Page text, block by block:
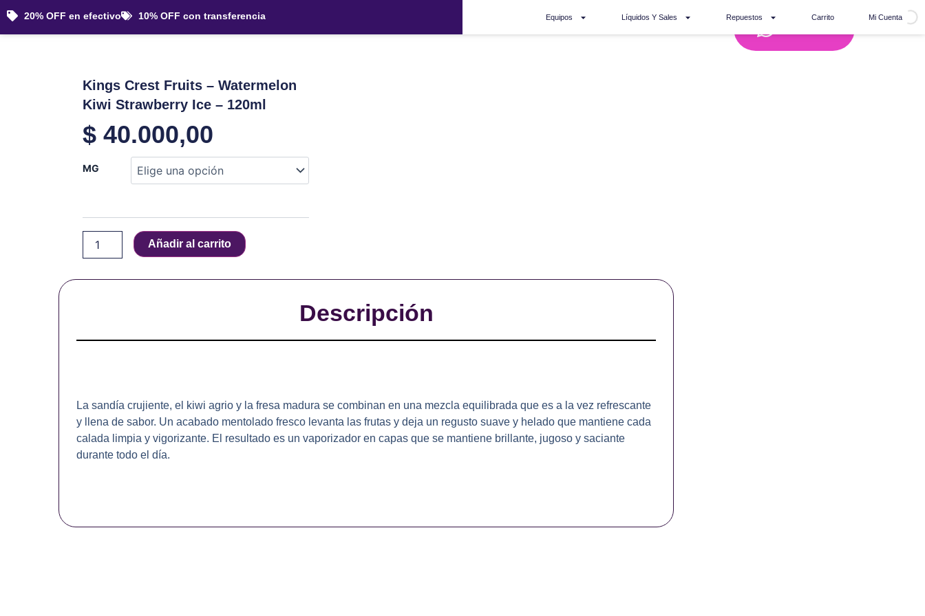
20% OFF en efectivo 10% OFF con transferencia Equipos Líquidos Y Sales Repuestos Carrito Mi Cuenta
Kings Crest Fruits – Watermelon
Kiwi Strawberry Ice – 120ml
$ 40.000,00
MG
Kings
Watermelon
Kiwi
Strawberry
Ice
Añadir al carrito
Descripción
La sandía crujiente, el kiwi agrio y la fresa madura se combinan en una mezcla equilibrada que es a la vez refrescante
y llena de sabor. Un acabado mentolado fresco levanta las frutas y deja un regusto suave y helado que mantiene cada
calada limpia y vigorizante. El resultado es un vaporizador en capas que se mantiene brillante, jugoso y saciante
durante todo el día.